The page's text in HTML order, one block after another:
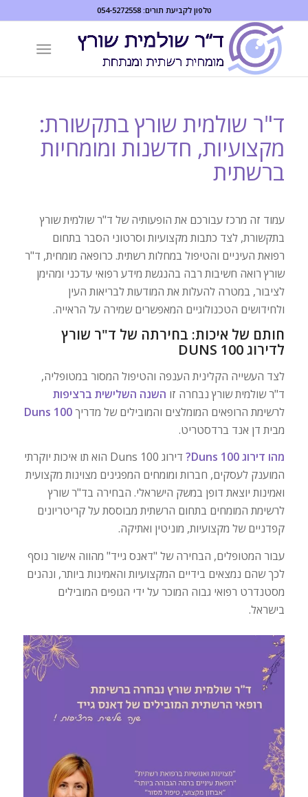
מֻפְעֶלֶת
בִּקְלִיק
הַמְּסַיַּעַת
לִנְגִישׁוּת
טלפון לקביעת תורים:054-5272558
ד"ר שולמית שורץ בתקשורת:
מקצועיות, חדשנות ומומחיות
ברשתית
עמוד זה מרכז עבורכם את הופעותיה של ד"ר שולמית שורץ
בתקשורת, לצד כתבות מקצועיות וסרטוני הסבר בתחום
רפואת העיניים והטיפול במחלות רשתית. כרופאה מומחית, ד"ר
שורץ רואה חשיבות רבה בהנגשת מידע רפואי עדכני ומהימן
לציבור, במטרה להעלות את המודעות לבריאות העין
ולחידושים הטכנולוגיים המאפשרים שמירה על הראייה.
חותם של איכות: בחירתה של ד"ר שורץ
לדירוג DUNS 100
לצד העשייה הקלינית הענפה והטיפול המסור במטופליה,
ד"ר שולמית שורץ נבחרה זו השנה השלישית ברציפות
לרשימת הרופאים המומלצים והמובילים של מדריךDuns 100
מבית דן אנד ברדסטריט.
מהו דירוג Duns 100?
דירוג Duns 100 הוא תו איכות יוקרתי
המוענק לעסקים, חברות ומומחים המפגינים מצוינות מקצועית
ואמינות יוצאת דופן במשק הישראלי. הבחירה בד"ר שורץ
לרשימת המומחים בתחום הרשתית מבוססת על קריטריונים
קפדניים של מקצועיות, מוניטין ואתיקה.
עבור המטופלים, הבחירה של "דאנס גייד" מהווה אישור נוסף
לכך שהם נמצאים בידיים המקצועיות והאמינות ביותר, ונהנים
מסטנדרט רפואי גבוה המוכר על ידי הגופים המובילים
בישראל.